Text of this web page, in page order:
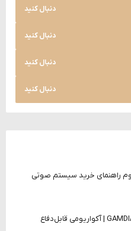
دنبال کنید
دنبال کنید
دنبال کنید
دنبال کنید
راهنمای خرید سیستم صوتی